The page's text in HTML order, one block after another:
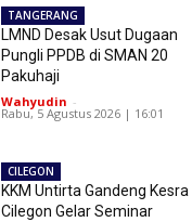
TANGERANG
LMND Desak Usut Dugaan
Pungli PPDB di SMAN 20
Pakuhaji
Wahyudin -
Rabu, 5 Agustus 2026 | 16:01
CILEGON
KKM Untirta Gandeng Kesra
Cilegon Gelar Seminar